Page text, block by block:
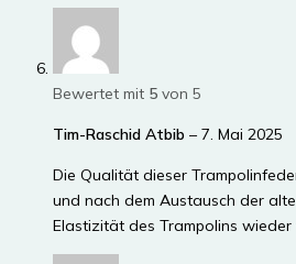
Bewertet mit 5 von 5
Tim-Raschid Atbib – 7. Mai 2025
Die Qualität dieser
und nach dem Austausch der
Elastizität des Trampolins